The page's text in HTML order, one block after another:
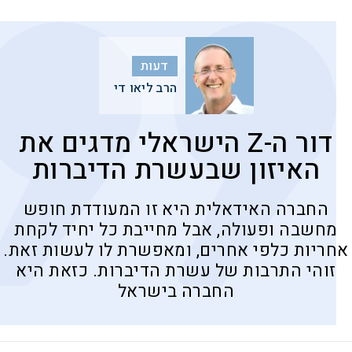
דעות
הרב ליאו די
דור ה-Z הישראלי מדגים את
האיזון שבעשרת הדיברות
החברה האידאלית היא זו המעודדת חופש
מחשבה ופעולה, אבל מחייבת כל יחיד לקחת
אחריות כלפי אחרים, ומאפשרת לו לעשות זאת.
זוהי התרבות של עשרת הדיברות. כזאת היא
החברה בישראל